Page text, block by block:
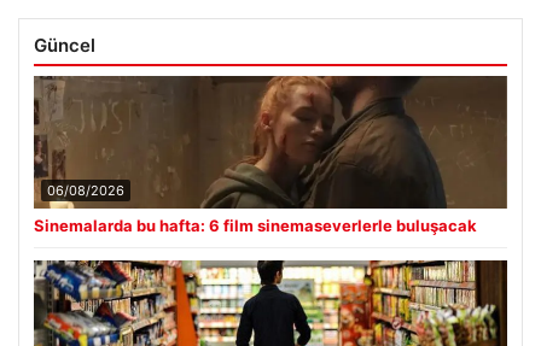
Güncel
06/08/2026
Sinemalarda bu hafta: 6 film sinemaseverlerle buluşacak